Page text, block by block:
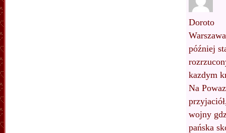
Doroto
później
kazdym
Na
wojny
pańska